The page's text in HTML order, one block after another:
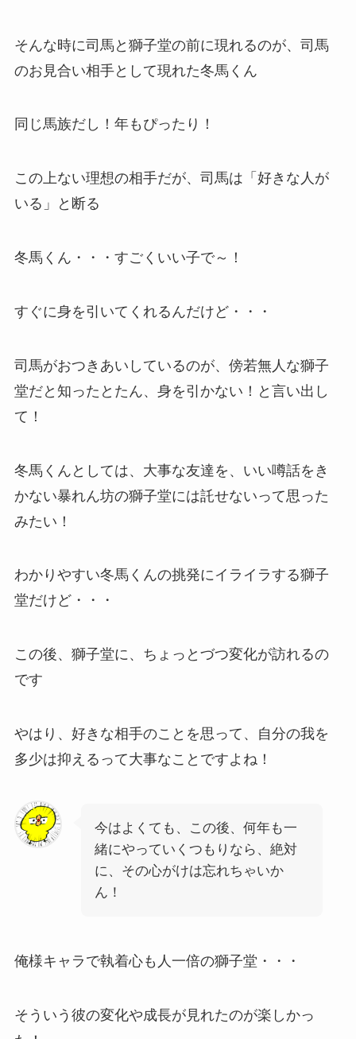
そんな時に司馬と獅子堂の前に現れるのが、司馬
のお見合い相手として現れた冬馬くん
同じ馬族だし！年もぴったり！
この上ない理想の相手だが、司馬は「好きな人が
いる」と断る
冬馬くん・・・すごくいい子で～！
すぐに身を引いてくれるんだけど・・・
司馬がおつきあいしているのが、傍若無人な獅子
堂だと知ったとたん、身を引かない！と言い出し
て！
冬馬くんとしては、大事な友達を、いい噂話をき
かない暴れん坊の獅子堂には託せないって思った
みたい！
わかりやすい冬馬くんの挑発にイライラする獅子
堂だけど・・・
この後、獅子堂に、ちょっとづつ変化が訪れるの
です
やはり、好きな相手のことを思って、自分の我を
多少は抑えるって大事なことですよね！
今はよくても、この後、何年も一
緒にやっていくつもりなら、絶対
に、その心がけは忘れちゃいか
ん！
俺様キャラで執着心も人一倍の獅子堂・・・
そういう彼の変化や成長が見れたのが楽しかっ